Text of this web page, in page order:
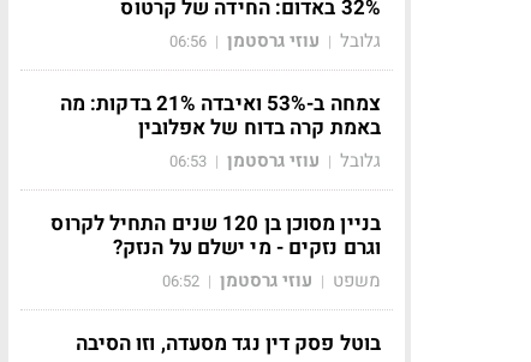
32% באדום: החידה של קרטוס
גלובל | עוזי גרסטמן |
06:56
צמחה ב-53% ואיבדה 21% בדקות: מה
באמת קרה בדוח של אפלובין
גלובל | עוזי גרסטמן |
06:53
בניין מסוכן בן 120 שנים התחיל לקרוס
וגרם נזקים - מי ישלם על הנזק?
משפט | עוזי גרסטמן |
06:52
בוטל פסק דין נגד מסעדה, וזו הסיבה